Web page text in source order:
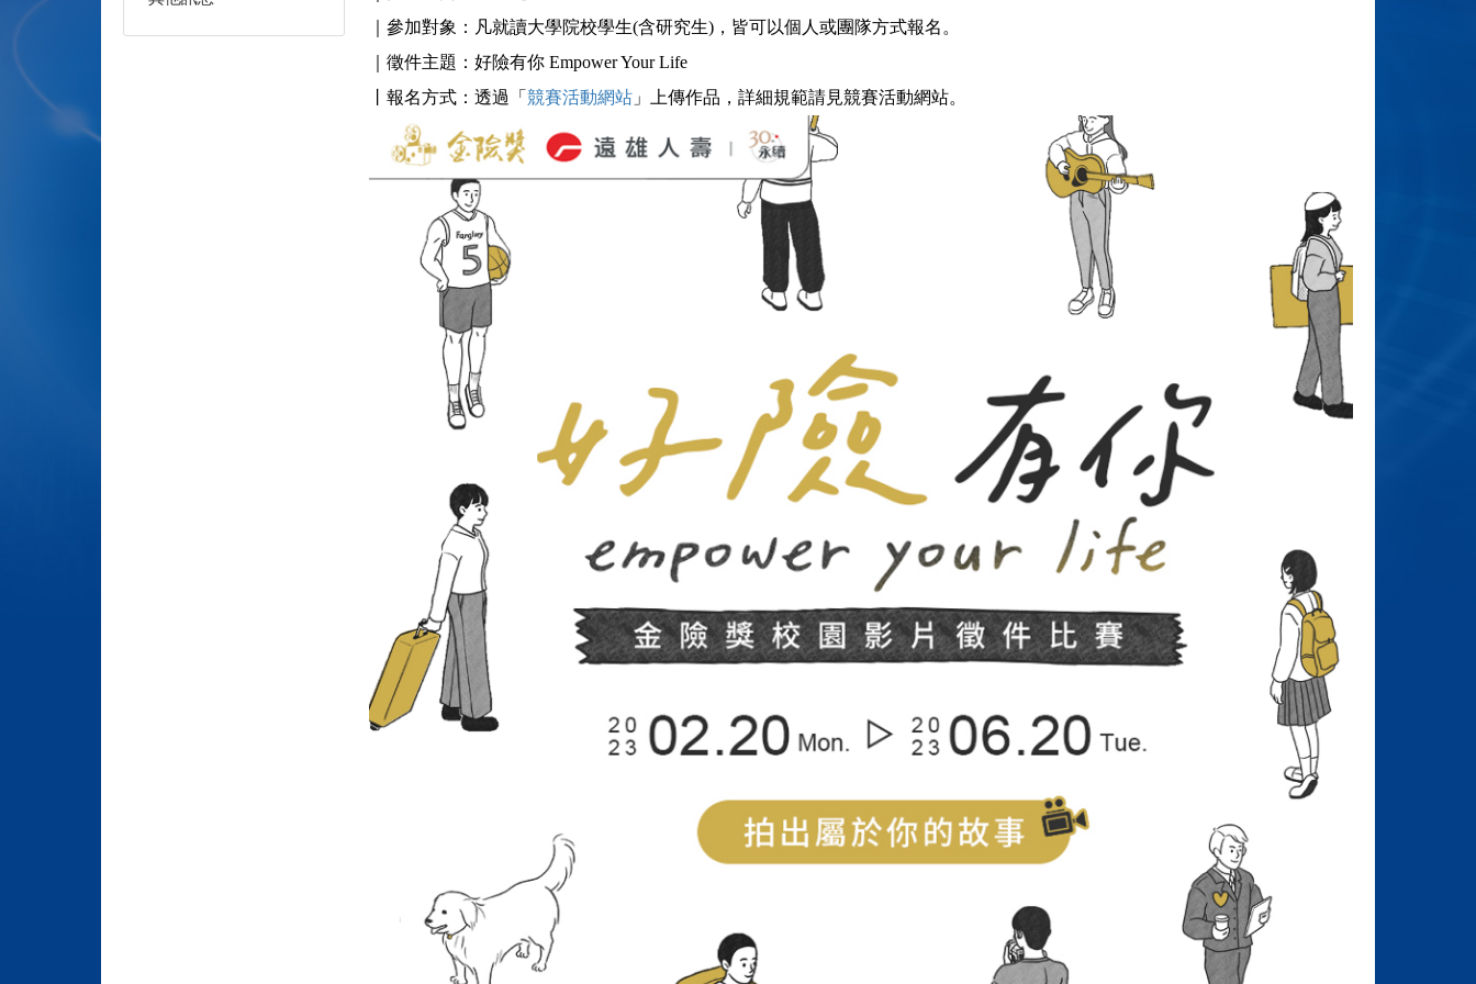
｜參加對象：凡就讀大學院校學生(含研究生)，皆可以個人或團隊方式報名。
｜徵件主題：好險有你 Empower Your Life
丨報名方式：透過「 競賽活動網站 」上傳作品，詳細規範請見競賽活動網站。